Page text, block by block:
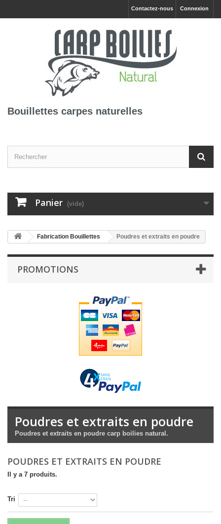
Connexion
Contactez-nous
Bouillettes carpes naturelles
Panier (vide)
Fabrication Bouillettes Poudres et extraits en poudre
PROMOTIONS
Poudres et extraits en poudre
Poudres et extraits en poudre carp boilies natural.
POUDRES ET EXTRAITS EN POUDRE
Il y a 7 produits.
Tri